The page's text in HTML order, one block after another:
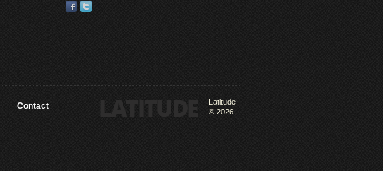
Contact
Latitude
© 2026